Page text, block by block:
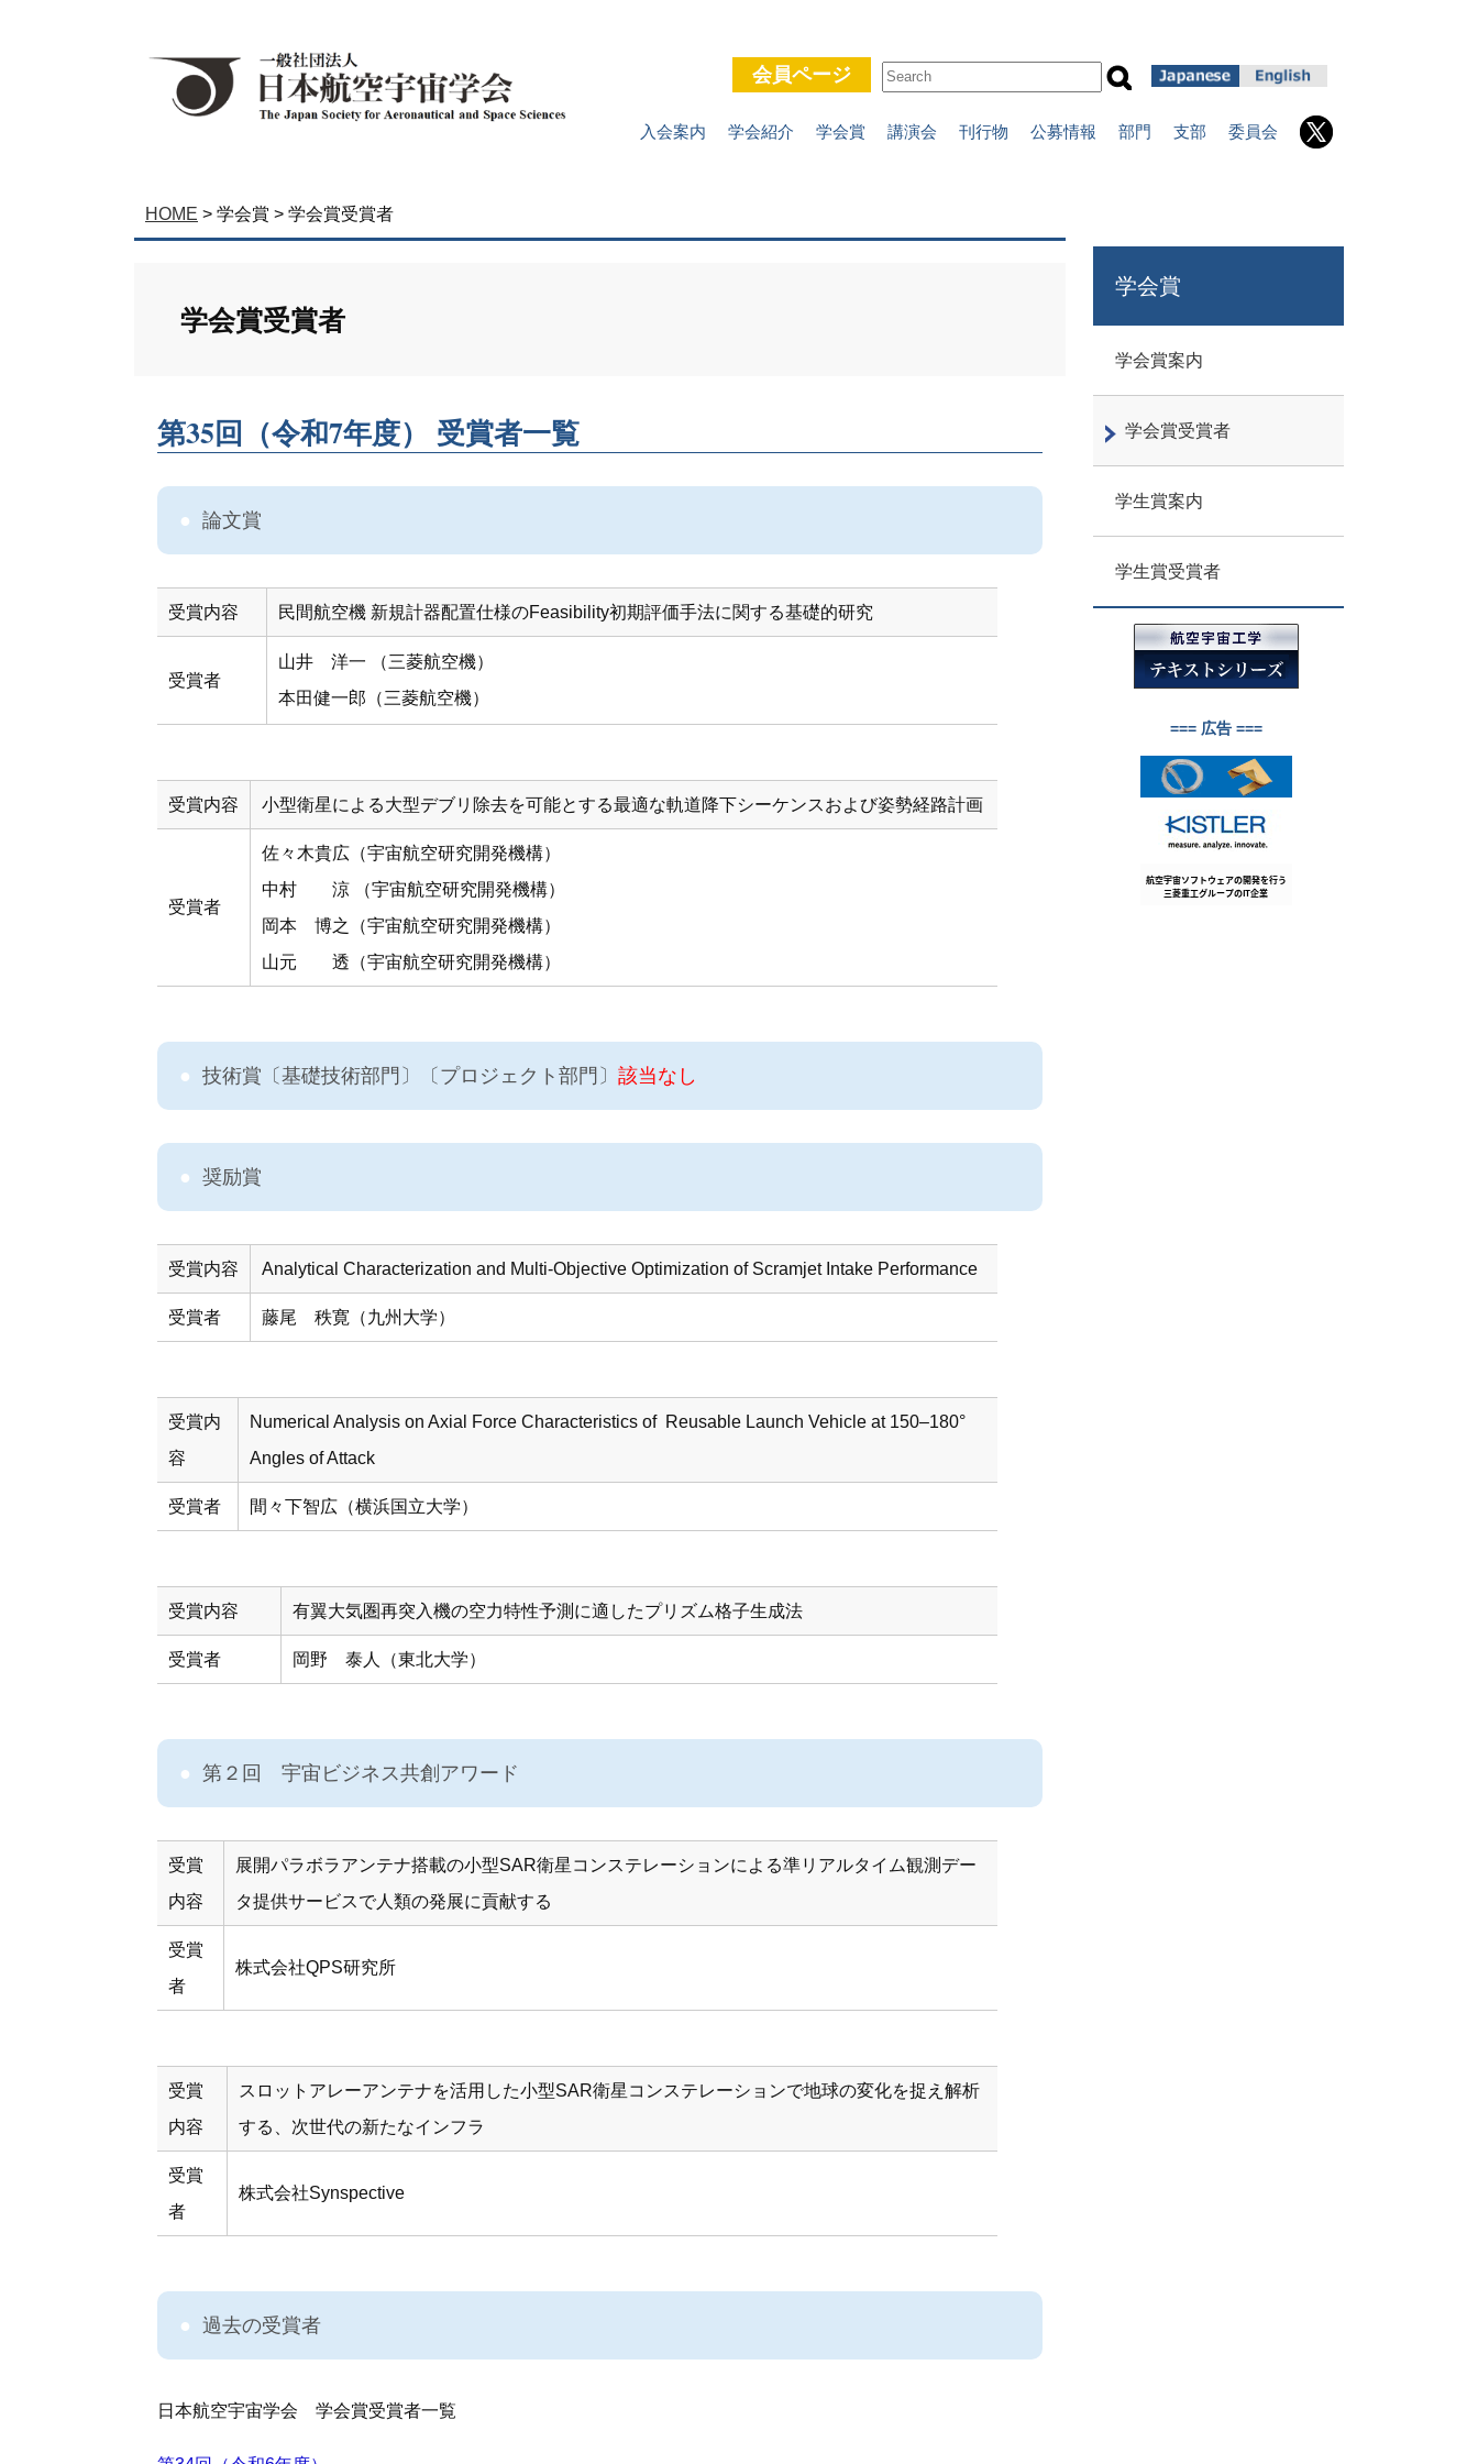
会員ページ
入会案内 学会紹介 学会賞 講演会 刊行物 公募情報 部門 支部 委員会
HOME > 学会賞 > 学会賞受賞者
学会賞受賞者
第35回（令和7年度） 受賞者一覧
論文賞
受賞内容 民間航空機 新規計器配置仕様のFeasibility初期評価手法に関する基礎的研究
受賞者
山井 洋一 （三菱航空機）
本田健一郎（三菱航空機）
受賞内容 小型衛星による大型デブリ除去を可能とする最適な軌道降下シーケンスおよび姿勢経路計画
受賞者
佐々木貴広（宇宙航空研究開発機構）
中村 涼 （宇宙航空研究開発機構）
岡本 博之（宇宙航空研究開発機構）
山元 透（宇宙航空研究開発機構）
技術賞〔基礎技術部門〕〔プロジェクト部門〕該当なし
奨励賞
受賞内容 Analytical Characterization and Multi-Objective Optimization of Scramjet Intake Performance
受賞者 藤尾 秩寛（九州大学）
受賞内
容
Numerical Analysis on Axial Force Characteristics of Reusable Launch Vehicle at 150–180°
Angles of Attack
受賞者 間々下智広（横浜国立大学）
受賞内容 有翼大気圏再突入機の空力特性予測に適したプリズム格子生成法
受賞者 岡野 泰人（東北大学）
第２回 宇宙ビジネス共創アワード
受賞
内容
展開パラボラアンテナ搭載の小型SAR衛星コンステレーションによる準リアルタイム観測デー
タ提供サービスで人類の発展に貢献する
受賞
者
株式会社QPS研究所
受賞
内容
スロットアレーアンテナを活用した小型SAR衛星コンステレーションで地球の変化を捉え解析
する、次世代の新たなインフラ
受賞
者
株式会社Synspective
過去の受賞者
日本航空宇宙学会 学会賞受賞者一覧
学会賞
学会賞案内
学会賞受賞者
学生賞案内
学生賞受賞者
=== 広告 ===